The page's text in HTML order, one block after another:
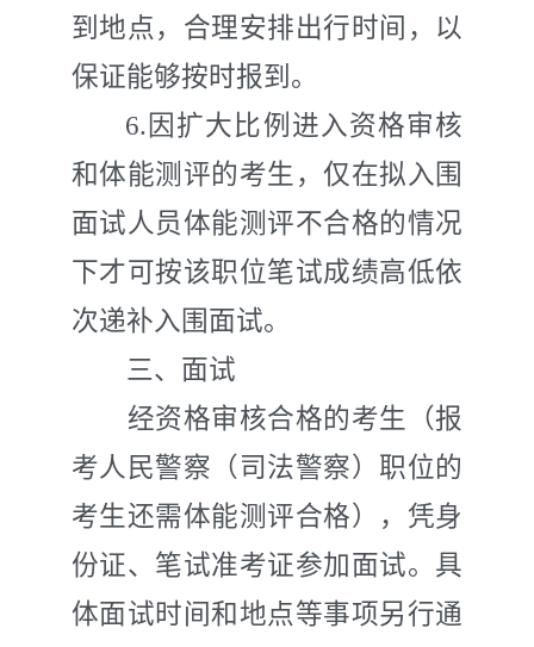
到地点，合理安排出行时间，以
保证能够按时报到。
6. 因扩大比例进入资格审核
和体能测评的考生，仅在拟入围
面试人员体能测评不合格的情况
下才可按该职位笔试成绩高低依
次递补入围面试。
三、面试
经资格审核合格的考生（报
考人民警察（司法警察）职位的
考生还需体能测评合格），凭身
份证、笔试准考证参加面试。具
体面试时间和地点等事项另行通